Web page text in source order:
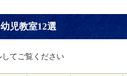
児教室12選
てご覧ください